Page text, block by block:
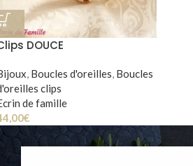
DOUCE
, Boucles d'oreilles, Boucles
clips
de famille
€